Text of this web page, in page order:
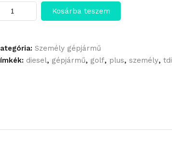
Kosárba teszem
Személy gépjármű
diesel, gépjármű, golf, plus,személy,tdi